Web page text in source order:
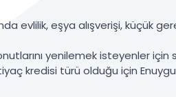
evlilik, eşya alışverişi, küçük
yenilemek isteyenler için
kredisi türü olduğu için